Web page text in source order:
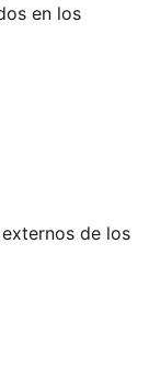
en los
de los